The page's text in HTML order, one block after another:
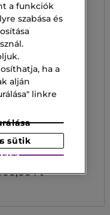
SOAP
Ft
a funkciók
szabása és
ha a
alján
linkre